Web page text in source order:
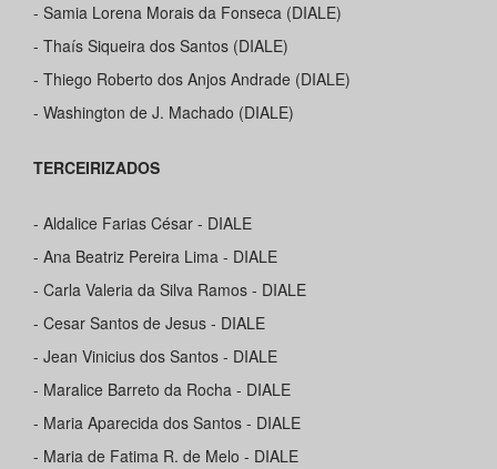
- Samia Lorena Morais da Fonseca (DIALE)
- Thaís Siqueira dos Santos (DIALE)
- Thiego Roberto dos Anjos Andrade (DIALE)
- Washington de J. Machado (DIALE)
TERCEIRIZADOS
- Aldalice Farias César - DIALE
- Ana Beatriz Pereira Lima - DIALE
- Carla Valeria da Silva Ramos - DIALE
- Cesar Santos de Jesus - DIALE
- Jean Vinicius dos Santos - DIALE
- Maralice Barreto da Rocha - DIALE
- Maria Aparecida dos Santos - DIALE
- Maria de Fatima R. de Melo - DIALE